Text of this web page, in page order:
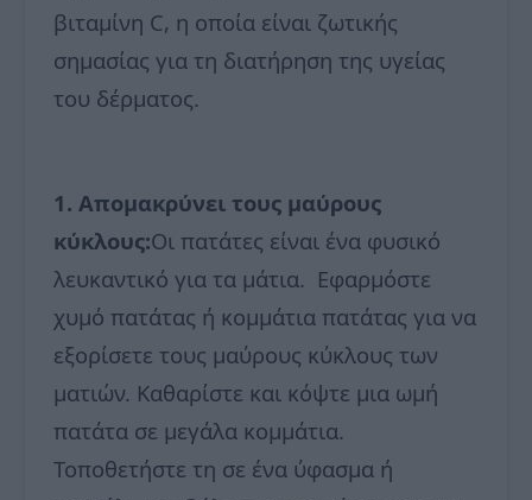
βιταμίνη C, η οποία είναι ζωτικής
σημασίας για τη διατήρηση της υγείας
του δέρματος.
1. Απομακρύνει τους μαύρους
κύκλους:Οι πατάτες είναι ένα φυσικό
λευκαντικό για τα μάτια. Εφαρμόστε
χυμό πατάτας ή κομμάτια πατάτας για να
εξορίσετε τους μαύρους κύκλους των
ματιών. Καθαρίστε και κόψτε μια ωμή
πατάτα σε μεγάλα κομμάτια.
Τοποθετήστε τη σε ένα ύφασμα ή